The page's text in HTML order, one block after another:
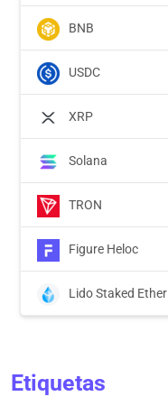
BNB
USDC
XRP
Solana
TRON
Figure Heloc
Lido Staked Ether
Etiquetas